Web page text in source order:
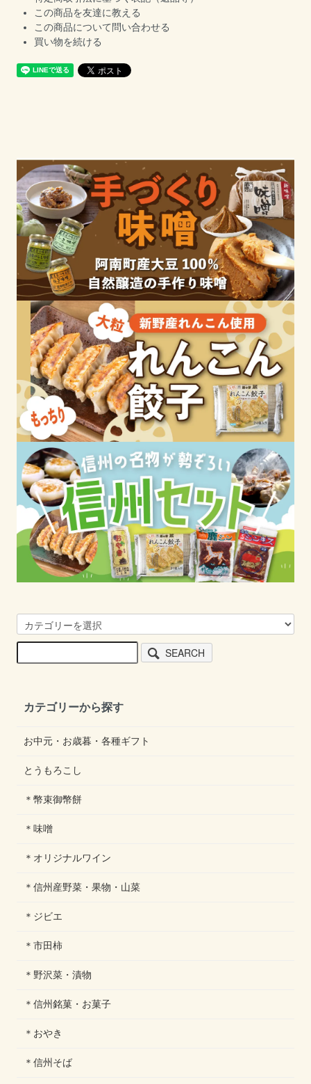
この商品を友達に教える
この商品について問い合わせる
買い物を続ける
SEARCH
カテゴリーから探す
お中元・お歳暮・各種ギフト
とうもろこし
＊幣束御幣餅
＊味噌
＊オリジナルワイン
＊信州産野菜・果物・山菜
＊ジビエ
＊市田柿
＊野沢菜・漬物
＊信州銘菓・お菓子
＊おやき
＊信州そば